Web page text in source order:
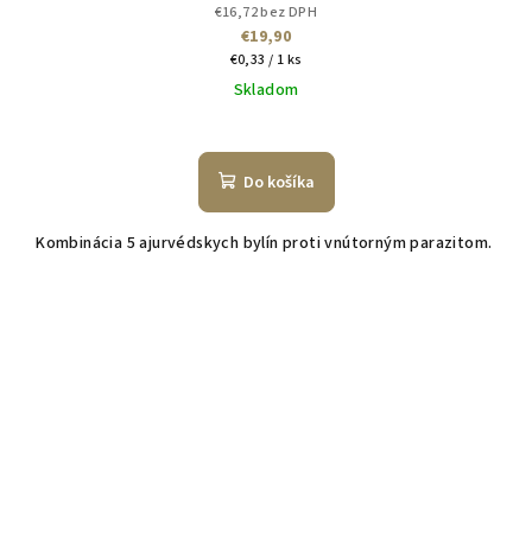
€16,72 bez DPH
€19,90
Jednotková
cena:
€0,33 / 1 ks
Skladom
Do košíka
Kombinácia 5 ajurvédskych bylín proti vnútorným parazitom.